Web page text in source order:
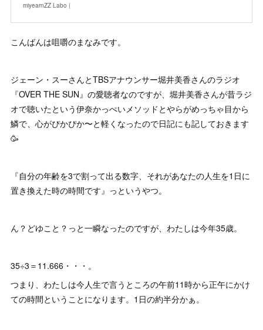
miyearnZZ Labo |
こんばんは咀嚼のまなみです。
ジェーン・スーさんとTBSアナウンサー堀井美香さんのラジオ
『OVER THE SUN』の愛聴者なのですが、堀井美香さんが昔ラジ
オで聴いたという伊奈かっぺいメソッドとやらがめっちゃ目から
鱗で、心がぴかぴか〜と軽くなったので日記にも記しておきます
🥳
『自分の年齢を3で割って出る数字、それがあなたの人生を1日に
置き換えた時の時間です』っというやつ。
ん？どゆこと？っと一瞬なったのですが、わたしは今年35歳。
35÷3＝11.666・・・。
つまり、わたしは今人生で言うところの午前11時から正午にかけ
ての時間ということになります。1日の約半分かぁ。